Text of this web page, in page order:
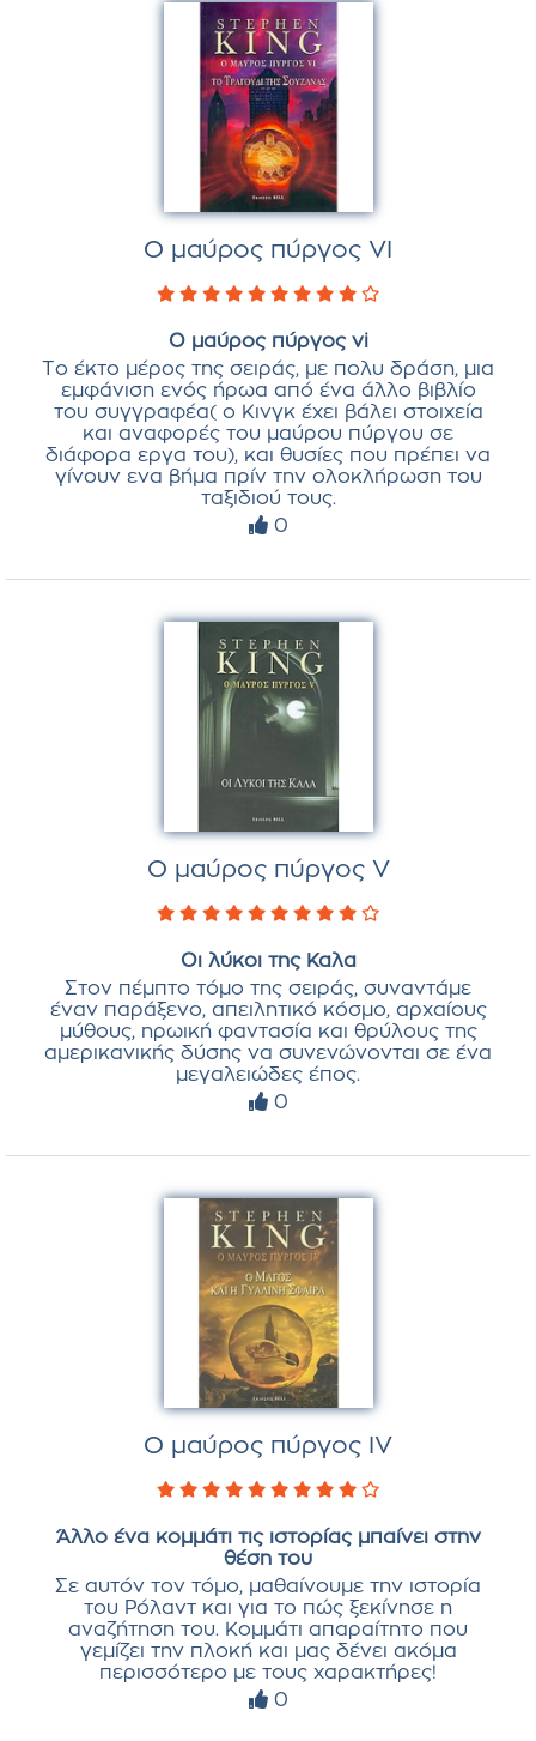
Ο μαύρος πύργος VI
Ο μαύρος πύργος vi
Το έκτο μέρος της σειράς, με πολυ δράση, μια
εμφάνιση ενός ήρωα από ένα άλλο βιβλίο
του συγγραφέα( ο Κινγκ έχει βάλει στοιχεία
και αναφορές του μαύρου πύργου σε
διάφορα εργα του), και θυσίες που πρέπει να
γίνουν ενα βήμα πρίν την ολοκλήρωση του
ταξιδιού τους.
0
Ο μαύρος πύργος V
Οι λύκοι της Καλα
Στον πέμπτο τόμο της σειράς, συναντάμε
έναν παράξενο, απειλητικό κόσμο, αρχαίους
μύθους, ηρωική φαντασία και θρύλους της
αμερικανικής δύσης να συνενώνονται σε ένα
μεγαλειώδες έπος.
0
Ο μαύρος πύργος IV
Άλλο ένα κομμάτι τις ιστορίας μπαίνει στην
θέση του
Σε αυτόν τον τόμο, μαθαίνουμε την ιστορία
του Ρόλαντ και για το πώς ξεκίνησε η
αναζήτηση του. Κομμάτι απαραίτητο που
γεμίζει την πλοκή και μας δένει ακόμα
περισσότερο με τους χαρακτήρες!
0